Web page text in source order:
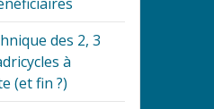
des 2, 3
à
(et fin ?)